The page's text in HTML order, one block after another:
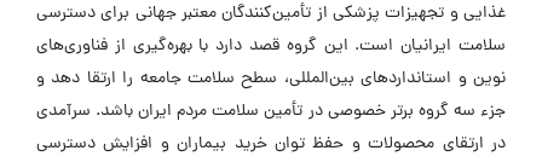
غذایی و تجهیزات پزشکی از تأمین‌کنندگان معتبر جهانی برای دسترسی
سلامت ایرانیان است. این گروه قصد دارد با بهره‌گیری از فناوری‌های
نوین و استانداردهای بین‌المللی، سطح سلامت جامعه را ارتقا دهد و
جزء سه گروه برتر خصوصی در تأمین سلامت مردم ایران باشد. سرآمدی
در ارتقای محصولات و حفظ توان خرید بیماران و افزایش دسترسی